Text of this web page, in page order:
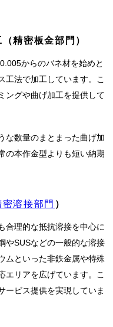
精密板金部門）
からのバネ材を始めと
工法で加工しています。こ
ングや曲げ加工を提供して
な数量のまとまった曲げ加
の本作金型よりも短い納期
密溶接部門 ）
合理的な抵抗溶接を中心に
やSUSなどの一般的な溶接
ムといった非鉄金属や特殊
エリアを広げています。こ
ービス提供を実現していま